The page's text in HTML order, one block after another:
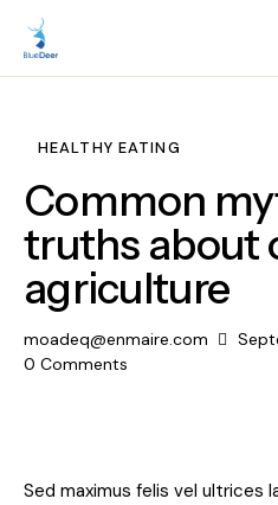
HEALTHY EATING
Common
truths about
agriculture
moadeq@enmaire.com
0 Comments
Sed maximus felis vel ultrices